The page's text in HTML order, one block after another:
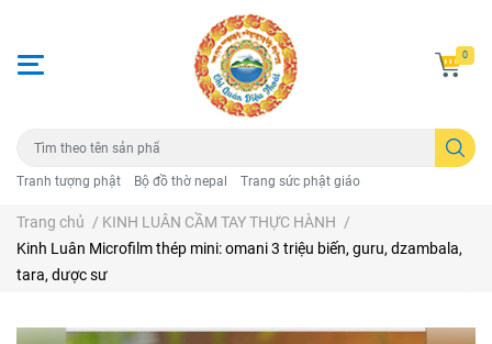
Tranh tượng phật Bộ đồ thờ nepal Trang sức phật giáo
0
Trang chủ / KINH LUÂN CẦM TAY THỰC HÀNH /
Kinh Luân Microfilm thép mini: omani 3 triệu biến, guru, dzambala,
tara, dược sư